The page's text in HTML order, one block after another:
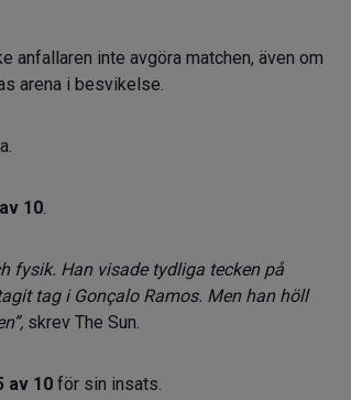
anfallaren inte avgöra matchen, även om
arena i besvikelse.
10.
fysik. Han visade tydliga tecken på
tag i Gonçalo Ramos. Men han höll
skrev The Sun.
av 10 för sin insats.